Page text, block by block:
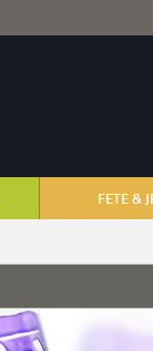
FETE &